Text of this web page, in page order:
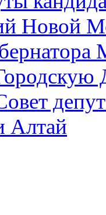
Новой
Алтай